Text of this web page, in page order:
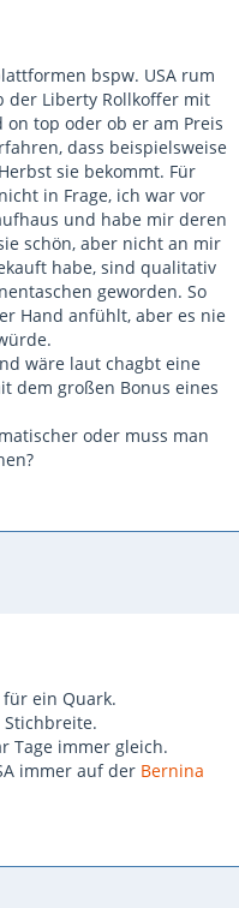
bspw. USA rum
Liberty Rollkoffer mit
top oder ob er am Preis
dass beispielsweise
sie bekommt. Für
in Frage, ich war vor
und habe mir deren
schön, aber nicht an mir
habe, sind qualitativ
geworden. So
Hand anfühlt, aber es nie
wäre laut chagbt eine
dem großen Bonus eines
oder muss man
für ein Quark.
Tage immer gleich.
immer auf der Bernina